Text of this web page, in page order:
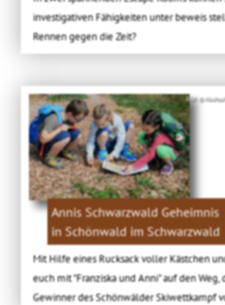
investigativen Fähigkeiten unter beweis
Rennen gegen die Zeit?
Bild: ©
Annis Schwarzwald Geheimnis
in Schönwald im Schwarzwald
Mit Hilfe eines Rucksack voller Kästchen
euch mit "Franziska und Anni" auf den Weg,
Gewinner des Schönwälder Skiwettkampf